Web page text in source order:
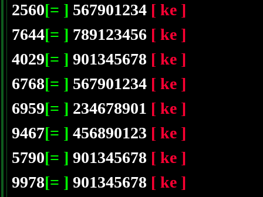
2560[= ] 567901234 [ ke ]
7644[= ] 789123456 [ ke ]
4029[= ] 901345678 [ ke ]
6768[= ] 567901234 [ ke ]
6959[= ] 234678901 [ ke ]
9467[= ] 456890123 [ ke ]
5790[= ] 901345678 [ ke ]
9978[= ] 901345678 [ ke ]